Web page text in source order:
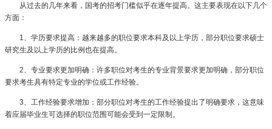
从过去的几年来看，国考的招考门槛似乎在逐年提高。这主要表现在以下几个
方面：
1、学历要求提高：越来越多的职位要求本科及以上学历，部分职位要求硕士
研究生及以上学历的比例也在提高。
2、专业要求更加明确：许多职位对考生的专业背景要求更加明确，部分职位
要求考生具有特定专业的学位或工作经验。
3、工作经验要求增加：部分职位对考生的工作经验提出了明确要求，这意味
着应届毕业生可选择的职位范围可能会受到一定限制。